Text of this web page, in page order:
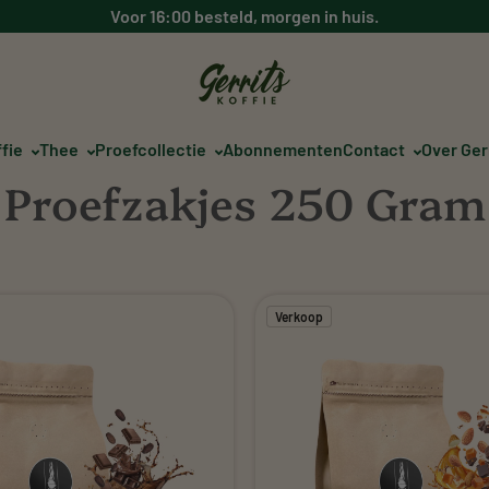
Voor 16:00 besteld, morgen in huis.
Thee Proefcollectie AbonnementenContact Over
Proefzakjes 250 Gram
Verkoop